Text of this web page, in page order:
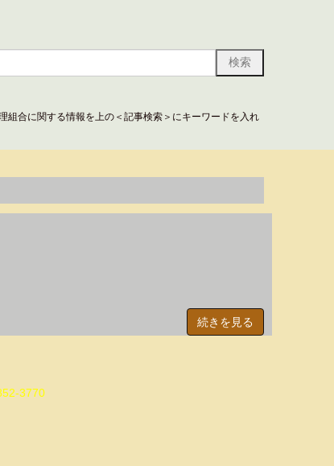
組合に関する情報を上の＜記事検索＞にキーワードを入れ
続きを見る
3852-3770